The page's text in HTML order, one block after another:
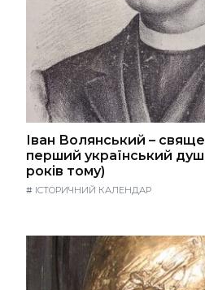
Іван Волянський –
перший український
років тому)
# ІСТОРИЧНИЙ КАЛЕНДАР